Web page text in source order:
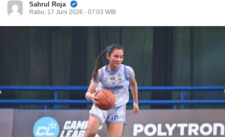
Sahrul Roja
Rabu, 17 Juni 2026 - 07:03 WIB